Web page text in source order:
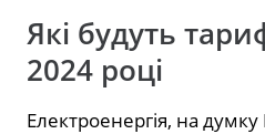
Які будуть
2024 році
Електроенергія, на думку